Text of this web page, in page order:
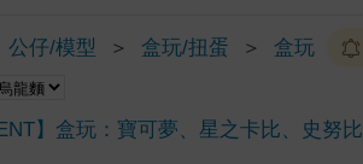
公仔/模型 ＞ 盒玩/扭蛋 ＞ 盒玩
】盒玩：寶可夢、星之卡比、史努比